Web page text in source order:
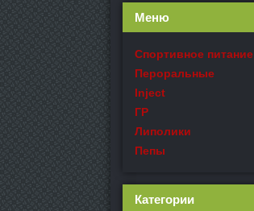
Меню
Спортивное питание
Пероральные
Inject
ГР
Липолики
Пепы
Категории